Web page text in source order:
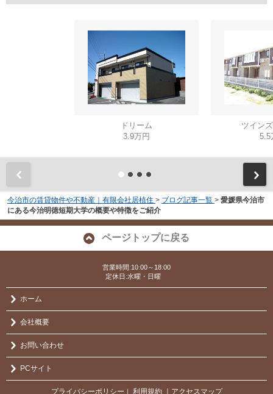
ドリーム
3.9万円
ツイン
5.5
今治市の賃貸物件や不動産｜有限会社居植住 > ブログ記事一覧 > 愛媛県今治市
にある今治明徳短期大学の概要や特徴をご紹介
ページトップに戻る
営業時間:10:00～18:00
定休日:水曜・日曜
ホーム
会社概要
お問い合わせ
PCサイト
プライバシーポリシー 利用規約 ｜アクセスマップ